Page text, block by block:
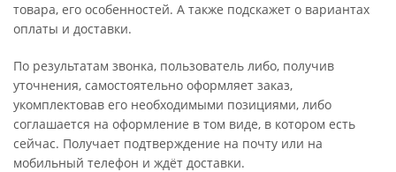
товара, его особенностей. А также подскажет о вариантах
оплаты и доставки.
По результатам звонка, пользователь либо, получив
уточнения, самостоятельно оформляет заказ,
укомплектовав его необходимыми позициями, либо
соглашается на оформление в том виде, в котором есть
сейчас. Получает подтверждение на почту или на
мобильный телефон и ждёт доставки.